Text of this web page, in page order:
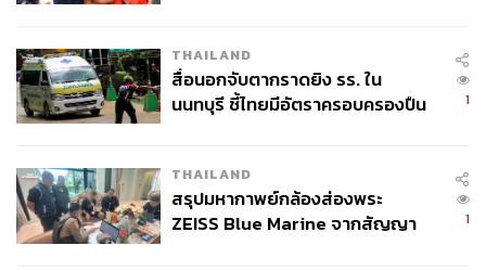
THAILAND
สื่อนอกจับตากราดยิง รร. ใน
นนทบุรี ชี้ไทยมีอัตราครอบครองปืน
1
THAILAND
สรุปมหากาพย์กล้องส่องพระ
ZEISS Blue Marine จากสัญญา
1